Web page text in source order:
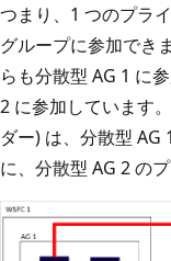
つまり、1 つのプラ
グループに参加でき
らも分散型 AG 1 に
2 に参加しています
ダー) は、分散型
に、分散型 AG 2 の